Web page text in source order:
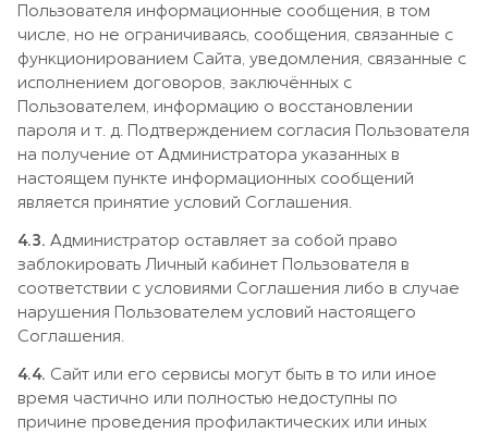
Пользователя информационные сообщения, в том
числе, но не ограничиваясь, сообщения, связанные с
функционированием Сайта, уведомления, связанные с
исполнением договоров, заключённых с
Пользователем, информацию о восстановлении
пароля и т. д. Подтверждением согласия Пользователя
на получение от Администратора указанных в
настоящем пункте информационных сообщений
является принятие условий Соглашения.
4.3. Администратор оставляет за собой право
заблокировать Личный кабинет Пользователя в
соответствии с условиями Соглашения либо в случае
нарушения Пользователем условий настоящего
Соглашения.
4.4. Сайт или его сервисы могут быть в то или иное
время частично или полностью недоступны по
причине проведения профилактических или иных